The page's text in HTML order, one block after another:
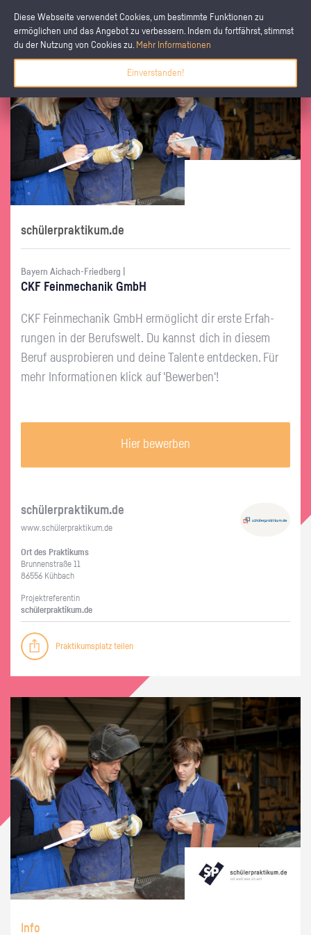
Diese Webseite verwendet Cookies, um bestimmte Funktionen zu
ermöglichen und das Angebot zu verbessern. Indem du fortfährst, stimmst
du der Nutzung von Cookies zu. Mehr Informationen
Einverstanden!
schülerpraktikum.de
Bayern Aichach-Friedberg |
CKF Fein­me­cha­nik GmbH
CKF Fein­me­cha­nik GmbH er­mög­licht dir erste Er­fah­
run­gen in der Be­rufs­welt. Du kannst dich in die­sem
Beruf aus­pro­bie­ren und deine Ta­len­te ent­de­cken. Für
mehr In­for­ma­tio­nen klick auf 'Be­wer­ben'!
Hier bewerben
schü­ler­prak­ti­kum.de
www.​schüler​prak​tiku​m.​de
Ort des Prak­ti­kums
Brun­nen­stra­ße 11
86556 Küh­bach
Pro­jekt­re­fe­ren­tin
schü­ler­prak­ti­kum.de
Praktikumsplatz teilen
Info